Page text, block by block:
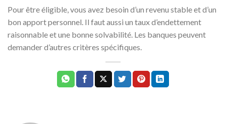
Pour être éligible, vous avez besoin d’un revenu stable et d’un
bon apport personnel. Il faut aussi un taux d’endettement
raisonnable et une bonne solvabilité. Les banques peuvent
demander d’autres critères spécifiques.